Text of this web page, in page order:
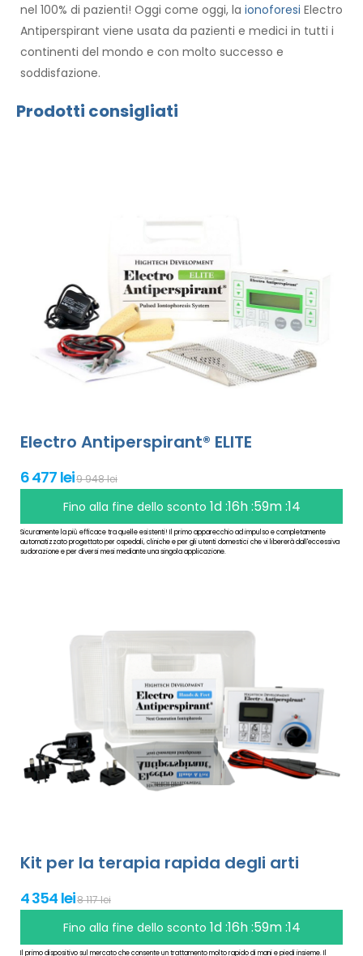
nel 100% di pazienti! Oggi come oggi, la ionoforesi Electro
Antiperspirant viene usata da pazienti e medici in tutti i
continenti del mondo e con molto successo e
soddisfazione.
Prodotti consigliati
Electro Antiperspirant® ELITE
6 477 lei9 948 lei
Fino alla fine dello sconto1d :16h :59m :13
Sicuramente la più efficace tra quelle esistenti! Il primo apparecchio ad impulso e completamente
automatizzato progettato per ospedali, cliniche e per gli utenti domestici che vi libererà dall'eccessiva
sudorazione e per diversi mesi mediante una singola applicazione.
Kit per la terapia rapida degli arti
4 354 lei8 117 lei
Fino alla fine dello sconto1d :16h :59m :13
Il primo dispositivo sul mercato che consente un trattamento molto rapido di mani e piedi insieme. Il